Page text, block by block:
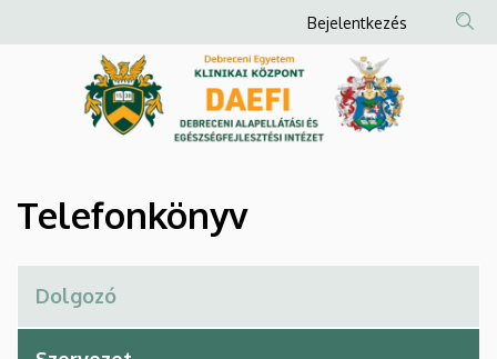
Debreceni
és
Egészségfejlesztési
Intézet
a
Anonim
Felhasználói
fiók
menüje
Bejelentkezés
Telefonkönyv